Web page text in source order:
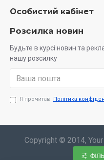
Особистий кабінет
Розсилка новин
Будьте в курсі новин та
нашу розсилку
Я прочитав Політика
Copyright © 2014,